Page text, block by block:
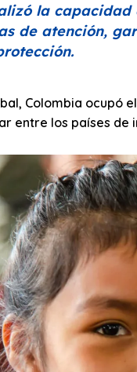
la capacidad
de atención,
Colombia ocupó
entre los países de